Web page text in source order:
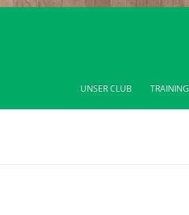
UNSER CLUB TRAINING